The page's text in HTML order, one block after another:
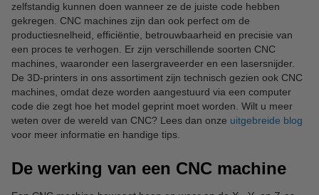
zelfstandig kunnen doen wanneer ze de juiste code hebben
gekregen. CNC machines zijn dan ook perfect om de
productiesnelheid, efficiëntie, betrouwbaarheid en precisie van
een proces te verhogen. Er zijn verschillende soorten CNC
machines, waaronder een lasergraveerder en een lasersnijder.
De 3D-printers in ons assortiment zijn technisch gezien ook CNC
machines, omdat deze worden aangestuurd via een computer
code die zegt hoe het model geprint moet worden. Wilt u meer
weten over de wereld van CNC? Lees dan onze uitgebreide blog
voor meer informatie en handige tips.
De werking van een CNC machine